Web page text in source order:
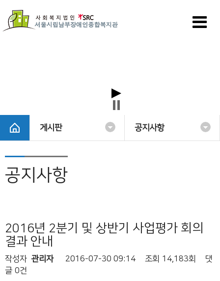
게시판 공지사항
공지사항
2016년 2분기 및 상반기 사업평가 회의
결과 안내
작성자 관리자 2016-07-30 09:14 조회 14,183회
댓
글 0건